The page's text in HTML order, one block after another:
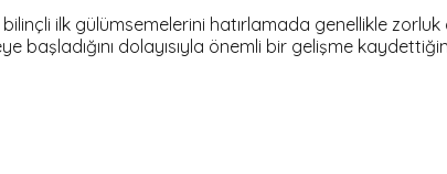
ilk gülümsemelerini hatırlamada genellikle
başladığını dolayısıyla önemli bir gelişme